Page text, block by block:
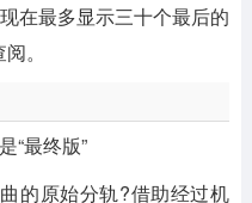
在最多显示三十个最后的
。
“最终版”
的原始分轨?借助经过机